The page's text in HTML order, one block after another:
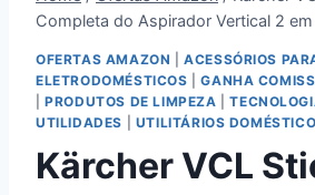
Completa do Aspirador Vertical 2 em
OFERTAS AMAZON |ACESSÓRIOS
ELETRODOMÉSTICOS |GANHA
|PRODUTOS DE LIMPEZA |
UTILIDADES
UTILITÁRIOS
Kärcher VCL